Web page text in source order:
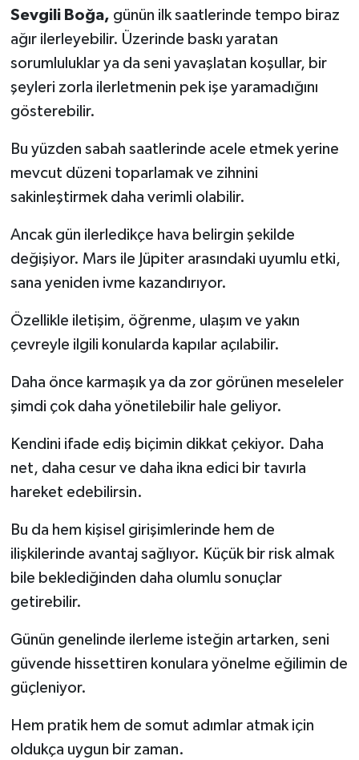
Sevgili Boğa, günün ilk saatlerinde tempo biraz
ağır ilerleyebilir. Üzerinde baskı yaratan
sorumluluklar ya da seni yavaşlatan koşullar, bir
şeyleri zorla ilerletmenin pek işe yaramadığını
gösterebilir.
Bu yüzden sabah saatlerinde acele etmek yerine
mevcut düzeni toparlamak ve zihnini
sakinleştirmek daha verimli olabilir.
Ancak gün ilerledikçe hava belirgin şekilde
değişiyor. Mars ile Jüpiter arasındaki uyumlu etki,
sana yeniden ivme kazandırıyor.
Özellikle iletişim, öğrenme, ulaşım ve yakın
çevreyle ilgili konularda kapılar açılabilir.
Daha önce karmaşık ya da zor görünen meseleler
şimdi çok daha yönetilebilir hale geliyor.
Kendini ifade ediş biçimin dikkat çekiyor. Daha
net, daha cesur ve daha ikna edici bir tavırla
hareket edebilirsin.
Bu da hem kişisel girişimlerinde hem de
ilişkilerinde avantaj sağlıyor. Küçük bir risk almak
bile beklediğinden daha olumlu sonuçlar
getirebilir.
Günün genelinde ilerleme isteğin artarken, seni
güvende hissettiren konulara yönelme eğilimin de
güçleniyor.
Hem pratik hem de somut adımlar atmak için
oldukça uygun bir zaman.